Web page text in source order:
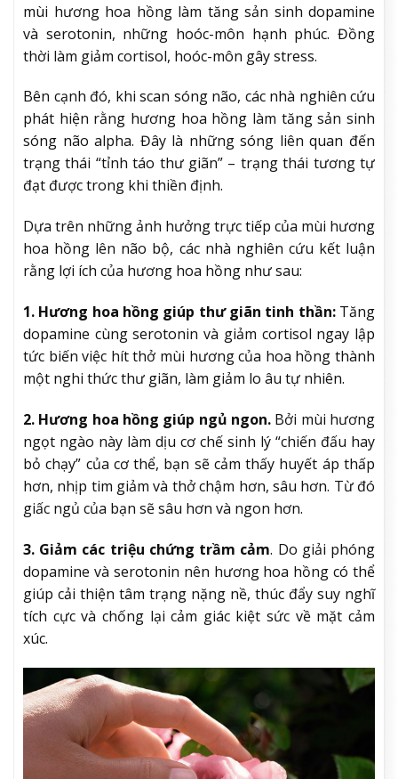
mùi hương hoa hồng làm tăng sản sinh dopamine
và serotonin, những hoóc-môn hạnh phúc. Đồng
thời làm giảm cortisol, hoóc-môn gây stress.
Bên cạnh đó, khi scan sóng não, các nhà nghiên cứu
phát hiện rằng hương hoa hồng làm tăng sản sinh
sóng não alpha. Đây là những sóng liên quan đến
trạng thái “tỉnh táo thư giãn” – trạng thái tương tự
đạt được trong khi thiền định.
Dựa trên những ảnh hưởng trực tiếp của mùi hương
hoa hồng lên não bộ, các nhà nghiên cứu kết luận
rằng lợi ích của hương hoa hồng như sau:
1. Hương hoa hồng giúp thư giãn tinh thần: Tăng
dopamine cùng serotonin và giảm cortisol ngay lập
tức biến việc hít thở mùi hương của hoa hồng thành
một nghi thức thư giãn, làm giảm lo âu tự nhiên.
2. Hương hoa hồng giúp ngủ ngon. Bởi mùi hương
ngọt ngào này làm dịu cơ chế sinh lý “chiến đấu hay
bỏ chạy” của cơ thể, bạn sẽ cảm thấy huyết áp thấp
hơn, nhịp tim giảm và thở chậm hơn, sâu hơn. Từ đó
giấc ngủ của bạn sẽ sâu hơn và ngon hơn.
3. Giảm các triệu chứng trầm cảm. Do giải phóng
dopamine và serotonin nên hương hoa hồng có thể
giúp cải thiện tâm trạng nặng nề, thúc đẩy suy nghĩ
tích cực và chống lại cảm giác kiệt sức về mặt cảm
xúc.